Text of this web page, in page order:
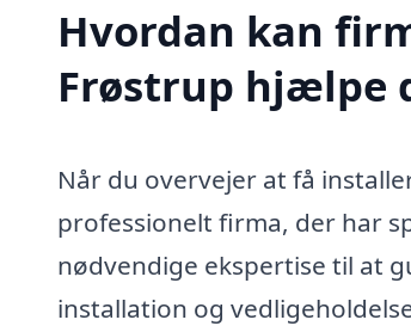
Hvordan kan
Frøstrup hjælpe
Når du overvejer at få
professionelt firma, der har
nødvendige ekspertise til at
installation og